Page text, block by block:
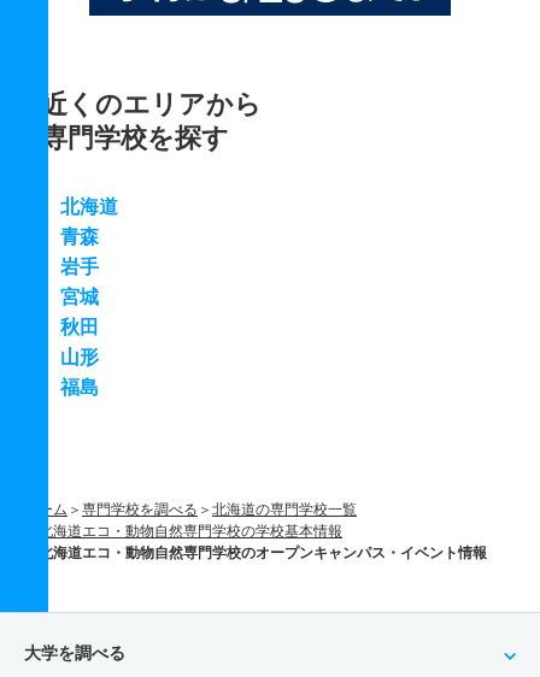
近くのエリアから
専門学校を探す
北海道
青森
岩手
宮城
秋田
山形
福島
ホーム 専門学校を調べる
北海道の専門学校一覧
北海道エコ・動物自然専門学校の学校基本情報
北海道エコ・動物自然専門学校のオープンキャンパス・イベント情報
大学を調べる